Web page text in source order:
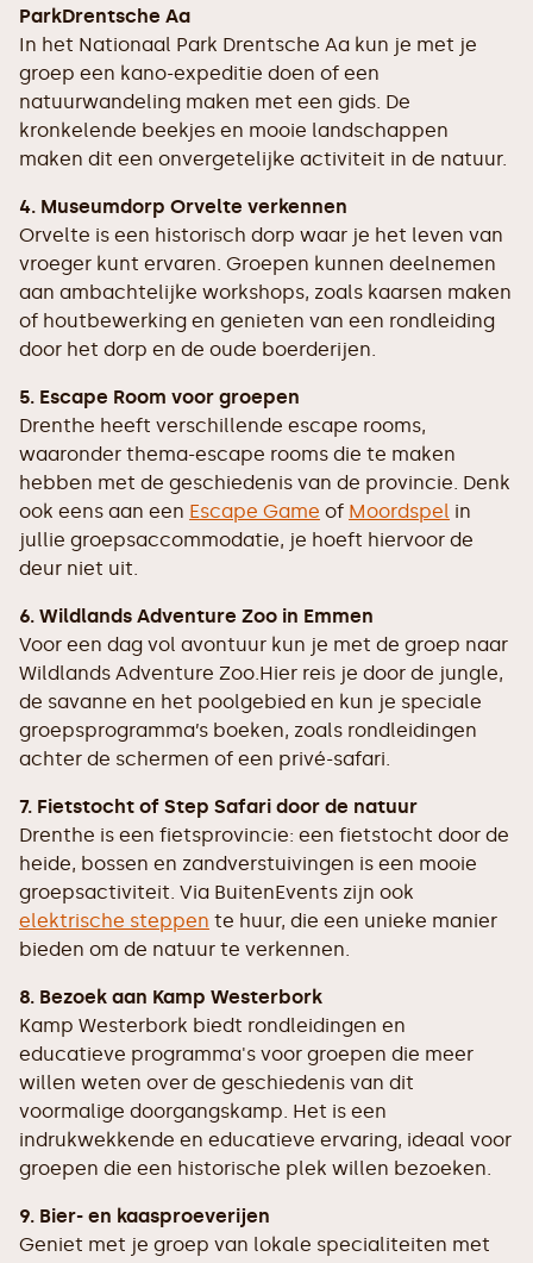
ParkDrentsche Aa
In het Nationaal Park Drentsche Aa kun je met je
groep een kano-expeditie doen of een
natuurwandeling maken met een gids. De
kronkelende beekjes en mooie landschappen
maken dit een onvergetelijke activiteit in de natuur.
4. Museumdorp Orvelte verkennen
Orvelte is een historisch dorp waar je het leven van
vroeger kunt ervaren. Groepen kunnen deelnemen
aan ambachtelijke workshops, zoals kaarsen maken
of houtbewerking en genieten van een rondleiding
door het dorp en de oude boerderijen.
5. Escape Room voor groepen
Drenthe heeft verschillende escape rooms,
waaronder thema-escape rooms die te maken
hebben met de geschiedenis van de provincie. Denk
ook eens aan een Escape Game of Moordspel in
jullie groepsaccommodatie, je hoeft hiervoor de
deur niet uit.
6. Wildlands Adventure Zoo in Emmen
Voor een dag vol avontuur kun je met de groep naar
Wildlands Adventure Zoo.Hier reis je door de jungle,
de savanne en het poolgebied en kun je speciale
groepsprogramma’s boeken, zoals rondleidingen
achter de schermen of een privé-safari.
7. Fietstocht of Step Safari door de natuur
Drenthe is een fietsprovincie: een fietstocht door de
heide, bossen en zandverstuivingen is een mooie
groepsactiviteit. Via BuitenEvents zijn ook
elektrische steppen te huur, die een unieke manier
bieden om de natuur te verkennen.
8. Bezoek aan Kamp Westerbork
Kamp Westerbork biedt rondleidingen en
educatieve programma's voor groepen die meer
willen weten over de geschiedenis van dit
voormalige doorgangskamp. Het is een
indrukwekkende en educatieve ervaring, ideaal voor
groepen die een historische plek willen bezoeken.
9. Bier- en kaasproeverijen
Geniet met je groep van lokale specialiteiten met